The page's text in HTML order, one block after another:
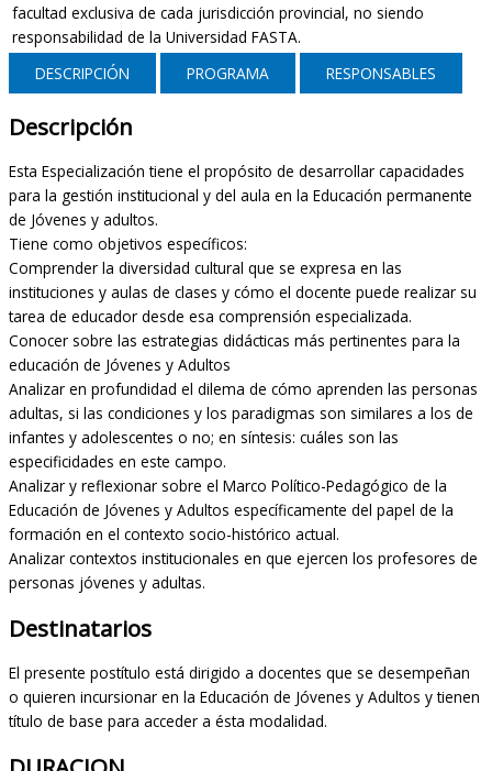
facultad exclusiva de cada jurisdicción provincial, no siendo
responsabilidad de la Universidad FASTA.
DESCRIPCIÓN
PROGRAMA RESPONSABLES
Descripción
Esta Especialización tiene el propósito de desarrollar capacidades
para la gestión institucional y del aula en la Educación permanente
de Jóvenes y adultos.
Tiene como objetivos específicos:
Comprender la diversidad cultural que se expresa en las
instituciones y aulas de clases y cómo el docente puede realizar su
tarea de educador desde esa comprensión especializada.
Conocer sobre las estrategias didácticas más pertinentes para la
educación de Jóvenes y Adultos
Analizar en profundidad el dilema de cómo aprenden las personas
adultas, si las condiciones y los paradigmas son similares a los de
infantes y adolescentes o no; en síntesis: cuáles son las
especificidades en este campo.
Analizar y reflexionar sobre el Marco Político-Pedagógico de la
Educación de Jóvenes y Adultos específicamente del papel de la
formación en el contexto socio-histórico actual.
Analizar contextos institucionales en que ejercen los profesores de
personas jóvenes y adultas.
Destinatarios
El presente postítulo está dirigido a docentes que se desempeñan
o quieren incursionar en la Educación de Jóvenes y Adultos y tienen
título de base para acceder a ésta modalidad.